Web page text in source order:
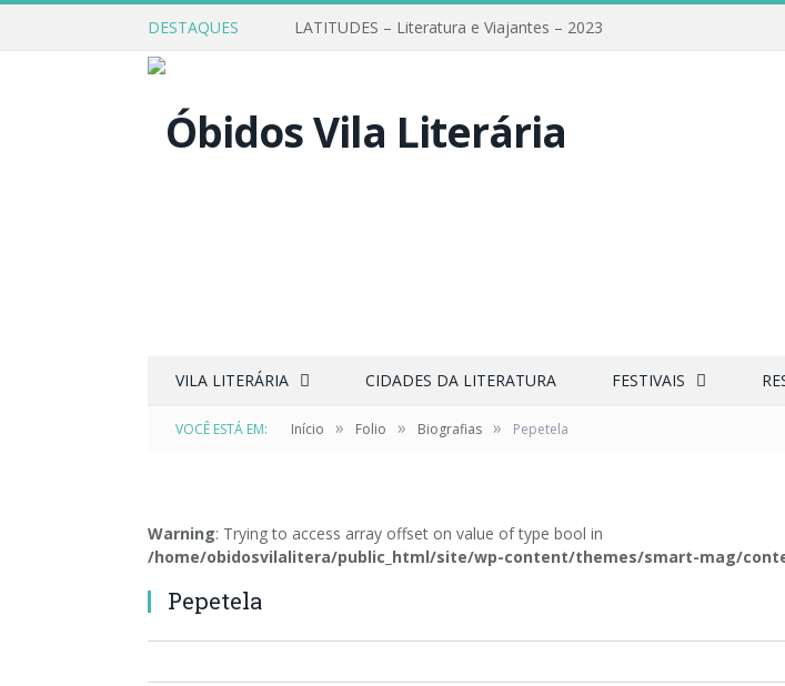
DESTAQUES LATITUDES – Literatura e Viajantes – 2023
VILA LITERÁRIA CIDADES DA LITERATURA FESTIVAIS
VOCÊ ESTÁ EM: Início » Folio » Biografias » Pepetela
Warning: Trying to access array offset on value of type bool in
/home/obidosvilalitera/public_html/site/wp-content/themes/smart-mag/
Pepetela